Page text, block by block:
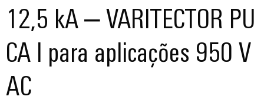
12,5 kA – VARITECTOR PU
CA I para aplicações 950 V
AC